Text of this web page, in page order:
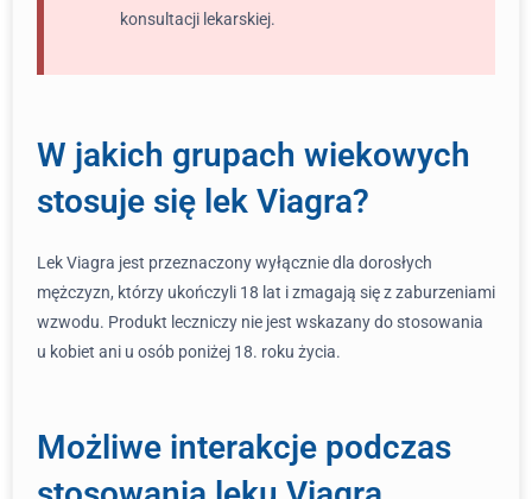
konsultacji lekarskiej.
W jakich grupach wiekowych
stosuje się lek Viagra?
Lek Viagra jest przeznaczony wyłącznie dla dorosłych
mężczyzn, którzy ukończyli 18 lat i zmagają się z zaburzeniami
wzwodu. Produkt leczniczy nie jest wskazany do stosowania
u kobiet ani u osób poniżej 18. roku życia.
Możliwe interakcje podczas